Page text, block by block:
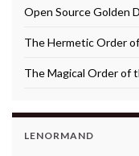
Open Source Golden
The Hermetic Order
The Magical Order of
LENORMAND